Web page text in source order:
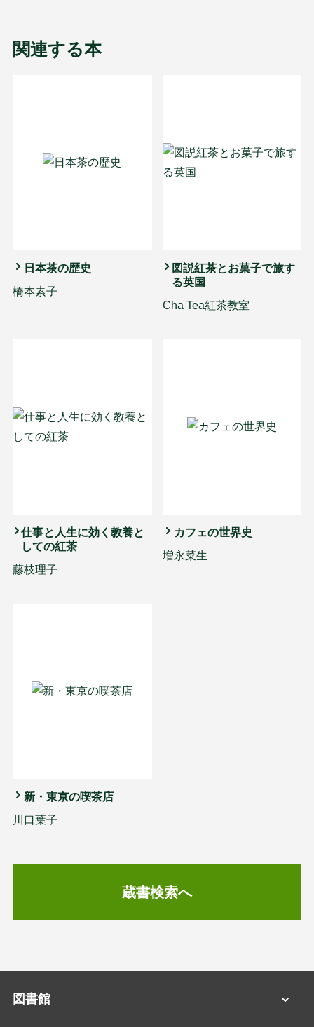
関連する本
日本茶の歴史
橋本素子
図説紅茶とお菓子で旅す
る英国
Cha Tea紅茶教室
仕事と人生に効く教養と
しての紅茶
藤枝理子
カフェの世界史
増永菜生
新・東京の喫茶店
川口葉子
蔵書検索へ
図書館